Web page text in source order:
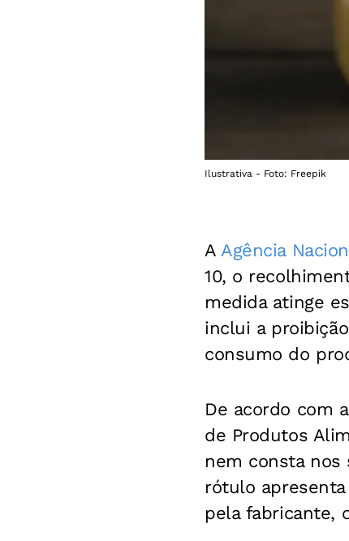
Ilustrativa - Foto: Freepik
AAgência
10, o
medida atinge
inclui a
consumo do
De acordo com
de Produtos
nem consta
rótulo
pela fabricante,